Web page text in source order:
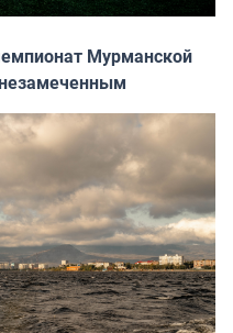
Мурманской